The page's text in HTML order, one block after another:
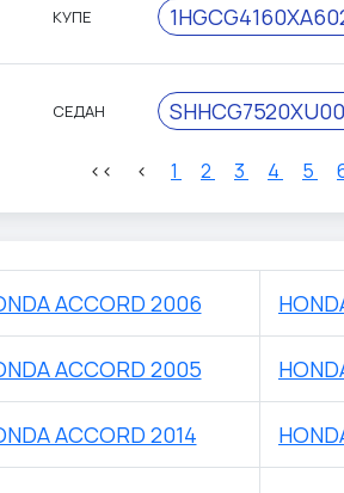
КУПЕ
СЕДАН
<< < 1 2 3 4 5
ACCORD 2006
ACCORD 2005
ACCORD 2014